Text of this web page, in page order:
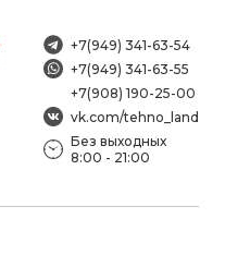
+7(949) 341-63-54
+7(949) 341-63-55
+7(908) 190-25-00
vk.com/tehno_land
Без выходных
8:00 - 21:00